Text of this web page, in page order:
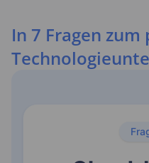
In 7 Fragen zum